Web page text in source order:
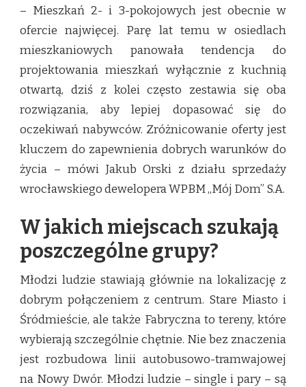
– Mieszkań 2- i 3-pokojowych jest obecnie w
ofercie najwięcej. Parę lat temu w osiedlach
mieszkaniowych panowała tendencja do
projektowania mieszkań wyłącznie z kuchnią
otwartą, dziś z kolei często zestawia się oba
rozwiązania, aby lepiej dopasować się do
oczekiwań nabywców. Zróżnicowanie oferty jest
kluczem do zapewnienia dobrych warunków do
życia – mówi Jakub Orski z działu sprzedaży
wrocławskiego dewelopera WPBM „Mój Dom” S.A.
W jakich miejscach szukają
poszczególne grupy?
Młodzi ludzie stawiają głównie na lokalizację z
dobrym połączeniem z centrum. Stare Miasto i
Śródmieście, ale także Fabryczna to tereny, które
wybierają szczególnie chętnie. Nie bez znaczenia
jest rozbudowa linii autobusowo-tramwajowej
na Nowy Dwór. Młodzi ludzie – single i pary – są